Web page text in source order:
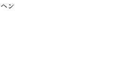
ン